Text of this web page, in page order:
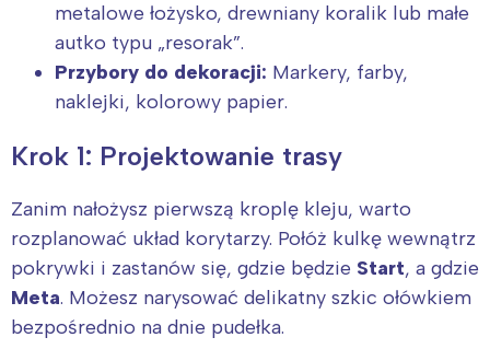
metalowe łożysko, drewniany koralik lub małe
autko typu „resorak”.
Przybory do dekoracji: Markery, farby,
naklejki, kolorowy papier.
Krok 1: Projektowanie trasy
Zanim nałożysz pierwszą kroplę kleju, warto
rozplanować układ korytarzy. Połóż kulkę wewnątrz
pokrywki i zastanów się, gdzie będzie Start, a gdzie
Meta. Możesz narysować delikatny szkic ołówkiem
bezpośrednio na dnie pudełka.